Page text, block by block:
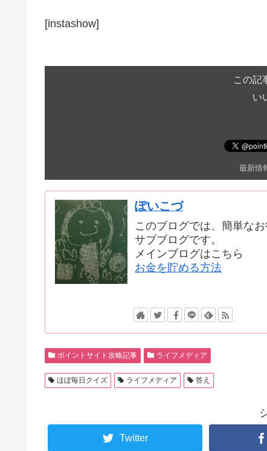
[instashow]
この記
い
最新情
ぽいこづ
このブログでは、簡単な
サブブログです。
メインブログはこちら
お金を貯める方法
ポイントサイト攻略記事 ライフメディア
ほぼ毎日クイズ ライフメディア 答え
Twitter